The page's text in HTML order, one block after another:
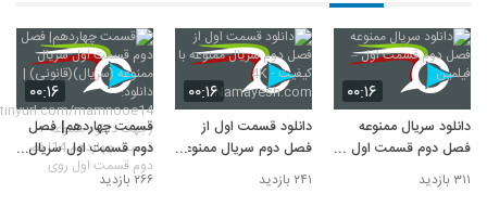
۰۰:۱۶
دانلود سریال ممنوعه
فصل دوم قسمت اول –
فیلمین
۳۱۱ بازدید
۰۰:۱۶
دانلود قسمت اول از
فصل دوم سریال ممنوعه
Namayesh.com
۲۴۱ بازدید
۰۰:۱۶
قسمت چهاردهم| فصل
دوم قسمت اول سریال
ممنوعه (سریال)(قانونی)
| دانلود:
۲۶۶ بازدید